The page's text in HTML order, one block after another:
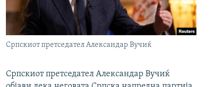
Српскиот претседател Александар Вучиќ
Српскиот претседател Александар Вучиќ